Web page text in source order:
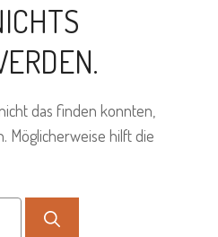
das finden konnten,
Möglicherweise hilft die